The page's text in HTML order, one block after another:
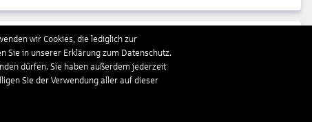
wir Cookies, die lediglich zur
Sie in unserer Erklärung zum Datenschutz.
dürfen. Sie haben außerdem jederzeit
Sie der Verwendung aller auf dieser